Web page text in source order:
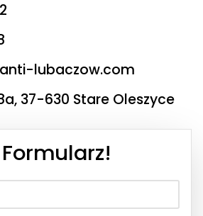
lubaczow.com
37-630 Stare Oleszyce